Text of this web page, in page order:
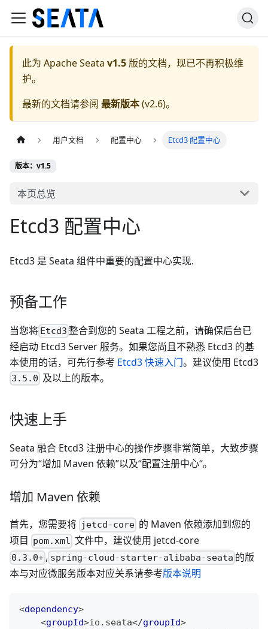
此为 Apache Seata v1.5 版的文档，现已不再积极维
护。
最新的文档请参阅 最新版本(v2.6)。
用户文档 配置中心 Etcd3 配置中心
版本：v1.5
本页总览
Etcd3 配置中心
Etcd3 是 Seata 组件中重要的配置中心实现.
预备工作
当您将 Etcd3 整合到您的 Seata 工程之前，请确保后台已
经启动 Etcd3 Server 服务。如果您尚且不熟悉 Etcd3 的基
本使用的话，可先行参考 Etcd3 快速入门。建议使用 Etcd3
3.5.0 及以上的版本。
快速上手
Seata 融合 Etcd3 注册中心的操作步骤非常简单，大致步骤
可分为“增加 Maven 依赖”以及“配置注册中心“。
增加 Maven 依赖
首先，您需要将 jetcd-core 的 Maven 依赖添加到您的
项目 pom.xml 文件中，建议使用 jetcd-core
0.3.0+ , spring-cloud-starter-alibaba-seata 的版
本与对应微服务版本对应关系请参考版本说明
<dependency>
<groupId>io.seata</groupId>